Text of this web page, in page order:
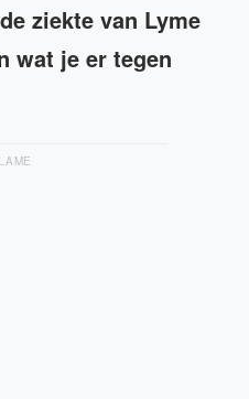
ziekte van Lyme
wat je er tegen